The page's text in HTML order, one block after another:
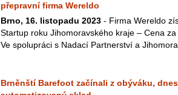
přepravní firma Wereldo
Brno, 16. listopadu 2023 - Firma Wereldo
Startup roku Jihomoravského kraje – Cena za
Ve spolupráci s Nadací Partnerství a
Brněnští Barefoot začínali z obýváku,